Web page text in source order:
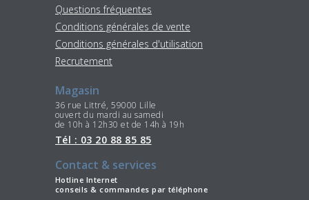
Questions fréquentes
Conditions générales de vente
Conditions générales d'utilisation
Recrutement
Magasin
36 rue Littré, 59000 Lille
ouvert du mardi au samedi
de 10h à 12h30 et de 14h à 19h
Tél : 03 20 88 85 85
Contact & services
Hotline Internet
conseils & commandes par téléphone